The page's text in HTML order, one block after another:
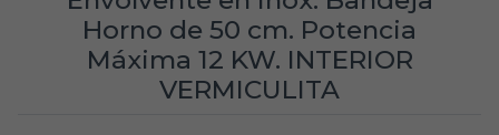
Horno de 50 cm. Potencia
Máxima 12 KW. INTERIOR
VERMICULITA